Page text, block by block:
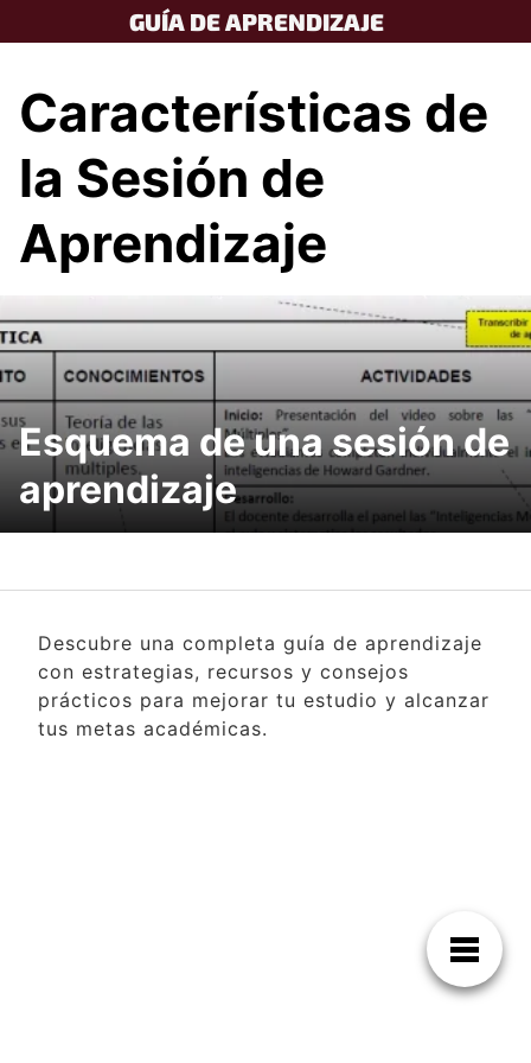
to
GUÍA DE APRENDIZAJE
Características de
la Sesión de
Aprendizaje
Esquema de una sesión de
aprendizaje
Descubre una completa guía de aprendizaje
con estrategias, recursos y consejos
prácticos para mejorar tu estudio y alcanzar
tus metas académicas.